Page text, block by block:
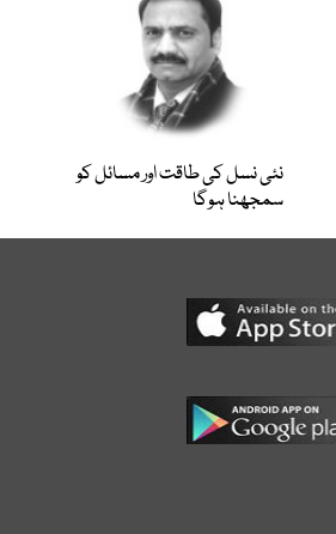
نئی نسل کی طاقت اور مسائل کو
سمجھنا ہوگا